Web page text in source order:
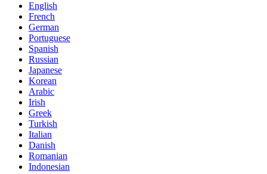
English
French
German
Portuguese
Spanish
Russian
Japanese
Korean
Arabic
Irish
Greek
Turkish
Italian
Danish
Romanian
Indonesian